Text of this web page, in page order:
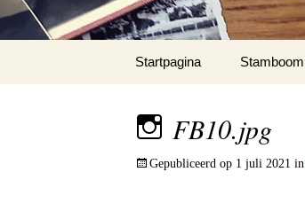
naar
Startpagina Stamboom
FB10.jpg
Gepubliceerd op 1 juli 2021 in